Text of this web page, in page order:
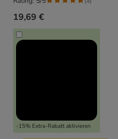
19,69 €
-15% Extra-Rabatt aktivieren